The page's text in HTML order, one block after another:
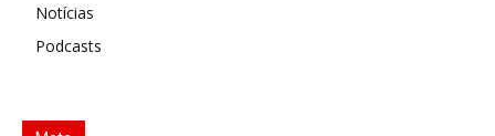
Notícias
Podcasts